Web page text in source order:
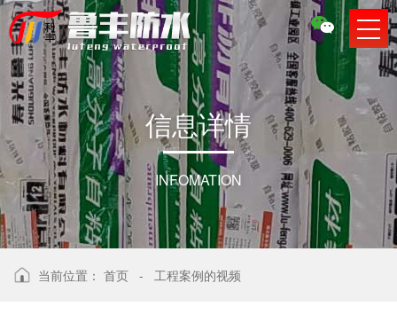
信息详情
INFOMATION
当前位置： 首页 - 工程案例的视频